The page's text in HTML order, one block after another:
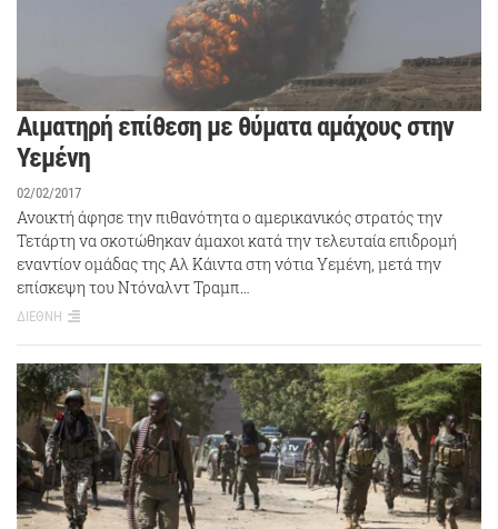
Αιματηρή επίθεση με θύματα αμάχους στην
Υεμένη
02/02/2017
Ανοικτή άφησε την πιθανότητα ο αμερικανικός στρατός την
Τετάρτη να σκοτώθηκαν άμαχοι κατά την τελευταία επιδρομή
εναντίον ομάδας της Αλ Κάιντα στη νότια Υεμένη, μετά την
επίσκεψη του Ντόναλντ Τραμπ…
ΔΙΕΘΝΗ